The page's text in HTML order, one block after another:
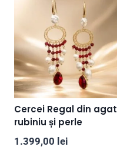
Cercei Regal din agat
rubiniu și perle
1.399,00 lei